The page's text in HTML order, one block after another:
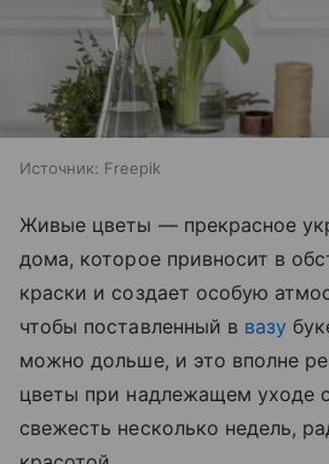
Источник: Freepik
Живые цветы — прекрасное
дома, которое привносит в
краски и создает особую
чтобы поставленный в вазу
можно дольше, и это вполне
цветы при надлежащем уходе
свежесть несколько недель,